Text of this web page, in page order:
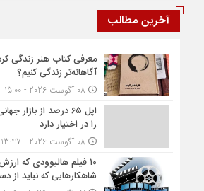
آخرین مطالب
معرفی کتاب هنر زندگی
آگاهانه‌تر زندگی کنیم؟
اپل ۶۵ درصد از
را در اختیار دارد
۱۰ فیلم هالیوودی که
شاهکارهایی که نباید از